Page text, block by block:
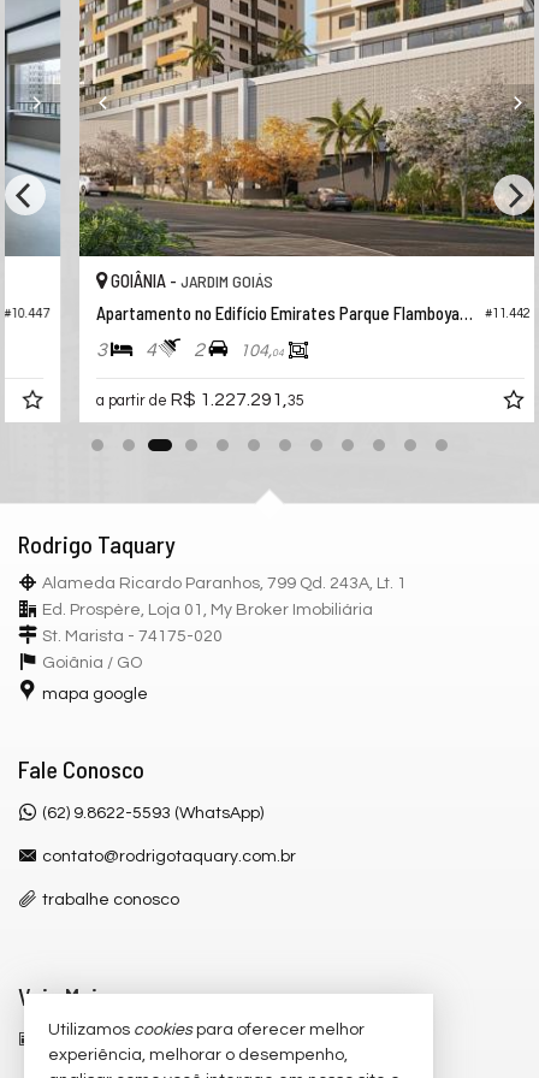
#11.442
GOIÂNIA -JARDIM GOIÁS
Apartamento no Edifício Emirates Parque Flamboyant
4 2 104, 04
a partir deR$ 1.227.291,35
Rodrigo Taquary
Alameda Ricardo Paranhos, 799 Qd. 243A, Lt. 1
Ed. Prospère, Loja 01, My Broker Imobiliária
St. Marista - 74175-020
Goiânia / GO
mapa google
Fale Conosco
(62) 9.8622-5593 (WhatsApp)
contato@rodrigotaquary.com.br
trabalhe conosco
Veja Mais
receba nosso newsletter
Utilizamos cookiespara oferecer melhor
experiência, melhorar o desempenho,